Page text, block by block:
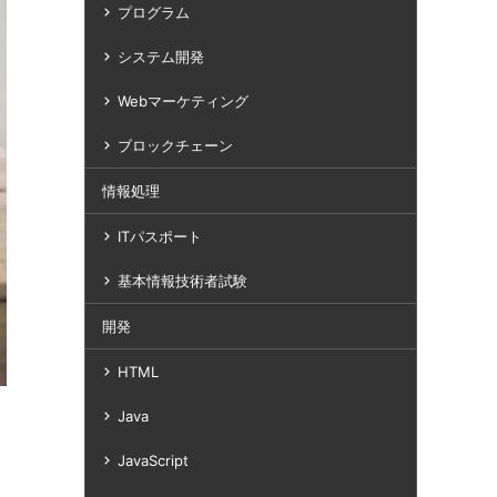
プログラム
システム開発
Webマーケティング
ブロックチェーン
情報処理
ITパスポート
基本情報技術者試験
開発
HTML
Java
JavaScript